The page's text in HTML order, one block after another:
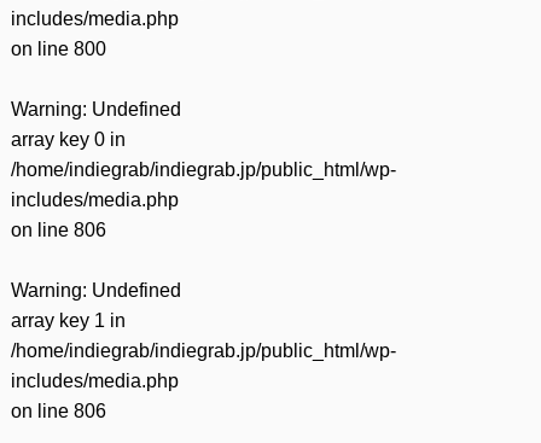
includes/media.php
on line 800
Warning: Undefined
array key 0 in
/home/indiegrab/indiegrab.jp/public_html/wp-
includes/media.php
on line 806
Warning: Undefined
array key 1 in
/home/indiegrab/indiegrab.jp/public_html/wp-
includes/media.php
on line 806